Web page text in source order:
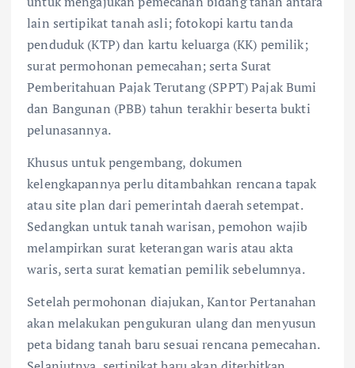
lain sertipikat tanah asli; fotokopi kartu tanda
penduduk (KTP) dan kartu keluarga (KK) pemilik;
surat permohonan pemecahan; serta Surat
Pemberitahuan Pajak Terutang (SPPT) Pajak Bumi
dan Bangunan (PBB) tahun terakhir beserta bukti
pelunasannya.
Khusus untuk pengembang, dokumen
kelengkapannya perlu ditambahkan rencana tapak
atau site plan dari pemerintah daerah setempat.
Sedangkan untuk tanah warisan, pemohon wajib
melampirkan surat keterangan waris atau akta
waris, serta surat kematian pemilik sebelumnya.
Setelah permohonan diajukan, Kantor Pertanahan
akan melakukan pengukuran ulang dan menyusun
peta bidang tanah baru sesuai rencana pemecahan.